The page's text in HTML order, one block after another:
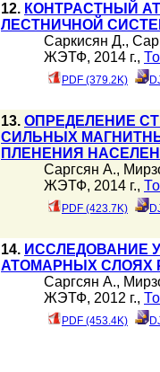
12. КОНТРАСТНЫЙ
ЛЕСТНИЧНОЙ
Саркисян Д.,
ЖЭТФ, 2014 г.,
PDF (379.2K)
13. ОПРЕДЕЛЕНИЕ
СИЛЬНЫХ
ПЛЕНЕНИЯ
Саргсян А.,
ЖЭТФ, 2014 г.,
PDF (423.7K)
14. ИССЛЕДОВАНИЕ
АТОМАРНЫХ СЛОЯХ
Саргсян А.,
ЖЭТФ, 2012 г.,
PDF (453.4K)